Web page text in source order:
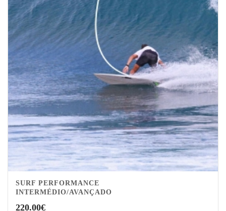
SURF PERFORMANCE
INTERMÉDIO/AVANÇADO
220.00€